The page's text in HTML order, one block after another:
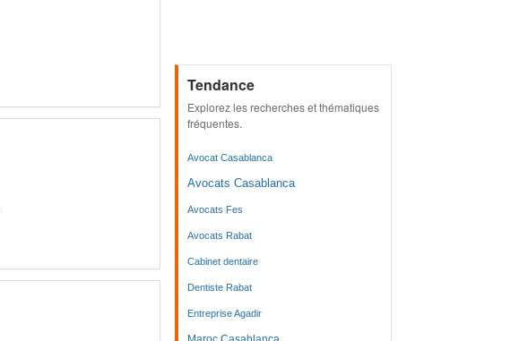
Tendance
Explorez les recherches et thématiques
fréquentes.
Avocat Casablanca
Avocats Casablanca
Avocats Fes
Avocats Rabat
Cabinet dentaire
Dentiste Rabat
Entreprise Agadir